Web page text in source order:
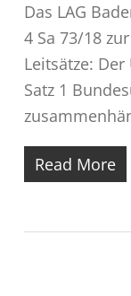
Das LAG
4 Sa 73/18
Leitsätze:
Satz 1
Read More